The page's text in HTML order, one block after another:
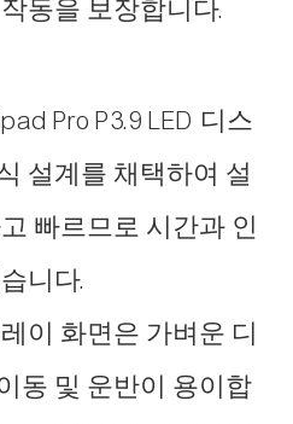
동을 보장합니다.
Pro P3.9 LED 디스
설계를 채택하여 설
빠르므로 시간과 인
니다.
이 화면은 가벼운 디
동 및 운반이 용이합